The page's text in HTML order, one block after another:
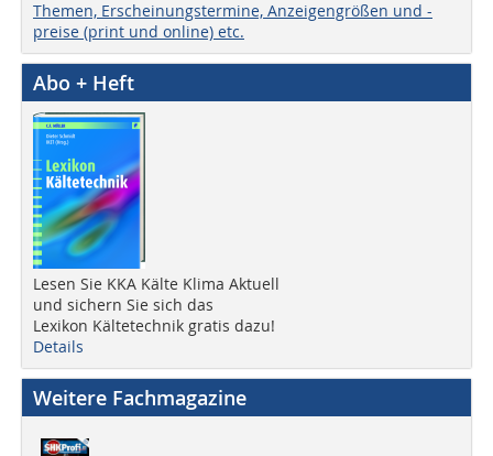
Themen, Erscheinungstermine, Anzeigengrößen und -
preise (print und online) etc.
Abo + Heft
Lesen Sie KKA Kälte Klima Aktuell
und sichern Sie sich das
Lexikon Kältetechnik gratis dazu!
Details
Weitere Fachmagazine